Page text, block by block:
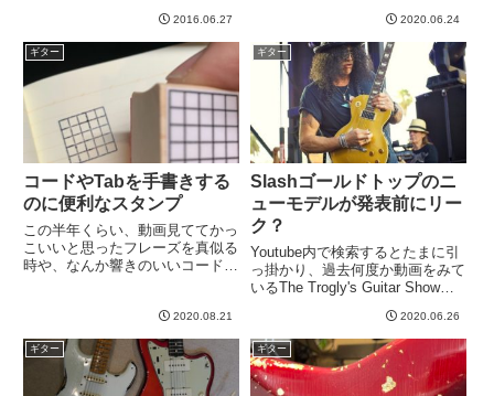
ので無視していました。が、試し
議...
2016.06.27
初のピエゾ付きモデルとなるんじ
ゃないでしょうか。昔、ピエゾ付
きのPRSをソリッドステートの
アンプで弾かせてもらったら、
2020.06.24
ギター
コードやTabを手書きする
のに便利なスタンプ
この半年くらい、動画見ててかっ
こいいと思ったフレーズを真似る
時や、なんか響きのいいコードを
くのがめんどくさいし、綺麗じゃ
ない。こうなります。これは、
Jazzmasterのデモ動画...
2020.08.21
ギター
Slashゴールドトップのニ
ューモデルが発表前にリー
ク？
Youtube内で検索するとたまに引
っ掛かり、過去何度か動画をみて
いるThe Trogly's Guitar Showさ
いろいろ検索しても、Youtube内
でほぼここのチャンネルしかヒッ
トしないというマニアック...
2020.06.26
ギター ギター